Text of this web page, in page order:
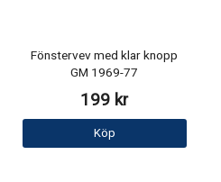
Fönstervev med klar knopp
GM 1969-77
199 kr
Köp